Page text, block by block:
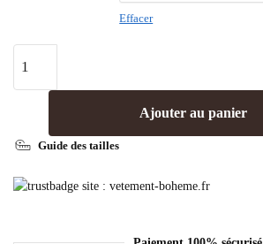
Effacer
Ajouter au panier
Guide des tailles